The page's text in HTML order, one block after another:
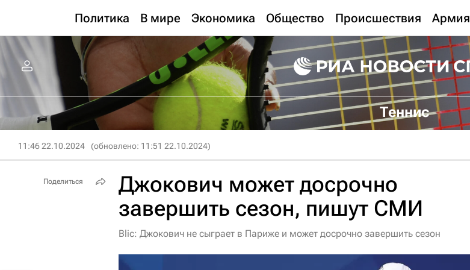
Политика В мире Экономика Общество Происшествия Армия
Теннис
11:46 22.10.2024 (обновлено: 11:51 22.10.2024)
Джокович может досрочно
завершить сезон, пишут СМИ
Blic: Джокович не сыграет в Париже и может досрочно завершить сезон
Поделиться